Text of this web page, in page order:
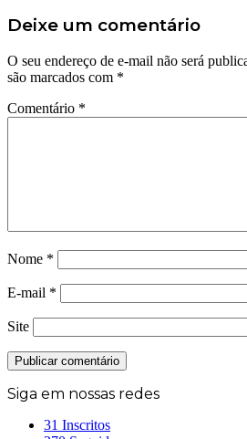
Deixe um comentário
O seu endereço de e-mail não será
são marcados com *
Comentário *
Nome *
E-mail *
Site
Siga em nossas redes
31 Inscritos